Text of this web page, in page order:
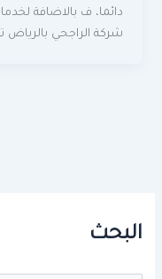
دائما، ف بالاضافة
شركة الراجحي بالرياض
البحث